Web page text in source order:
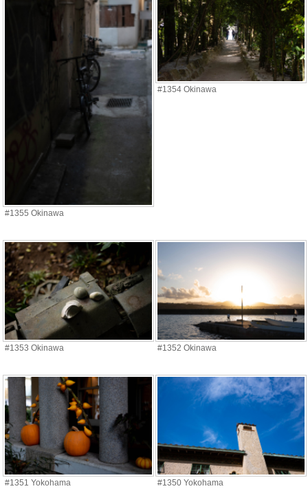
#1355 Okinawa
#1354 Okinawa
#1353 Okinawa #1352 Okinawa
#1351 Yokohama #1350 Yokohama